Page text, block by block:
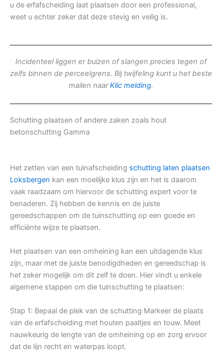
u de erfafscheiding laat plaatsen door een professional,
weet u echter zeker dat deze stevig en veilig is.
Incidenteel liggen er buizen of slangen precies tegen of
zelfs binnen de perceelgrens. Bij twijfeling kunt u het beste
mailen naarKlic melding.
Schutting plaatsen of andere zaken zoals hout
betonschutting Gamma
Het zetten van een tuinafscheiding schutting laten plaatsen
Loksbergen kan een moeilijke klus zijn en het is daarom
vaak raadzaam om hiervoor de schutting expert voor te
benaderen. Zij hebben de kennis en de juiste
gereedschappen om de tuinschutting op een goede en
efficiënte wijze te plaatsen.
Het plaatsen van een omheining kan een uitdagende klus
zijn, maar met de juiste benodigdheden en gereedschap is
het zeker mogelijk om dit zelf te doen. Hier vindt u enkele
algemene stappen om die tuinschutting te plaatsen:
Stap 1: Bepaal de plek van de schutting Markeer de plaats
van de erfafscheiding met houten paaltjes en touw. Meet
nauwkeurig de lengte van de omheining op en zorg ervoor
dat de lijn recht en waterpas loopt.